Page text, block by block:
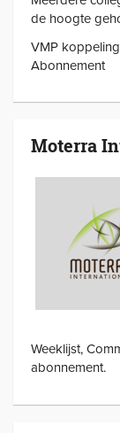
de hoogte
VMP
Abonnement
Moterra
Weeklijst,
abonnement.